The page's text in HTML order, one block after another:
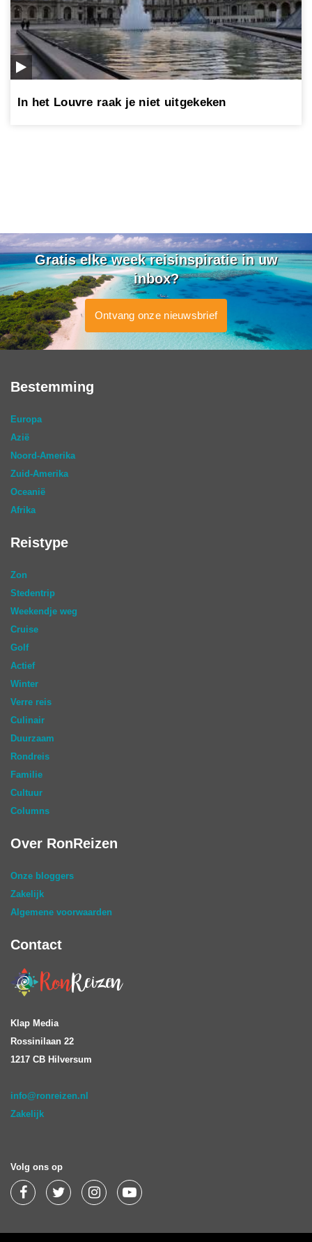
In het Louvre raak je niet uitgekeken
Gratis elke week reisinspiratie in uw
inbox?
Ontvang onze nieuwsbrief
Bestemming
Europa
Azië
Noord-Amerika
Zuid-Amerika
Oceanië
Afrika
Reistype
Zon
Stedentrip
Weekendje weg
Cruise
Golf
Actief
Winter
Verre reis
Culinair
Duurzaam
Rondreis
Familie
Cultuur
Columns
Over RonReizen
Onze bloggers
Zakelijk
Algemene voorwaarden
Contact
Klap Media
Rossinilaan 22
1217 CB Hilversum
info@ronreizen.nl
Zakelijk
Volg ons op